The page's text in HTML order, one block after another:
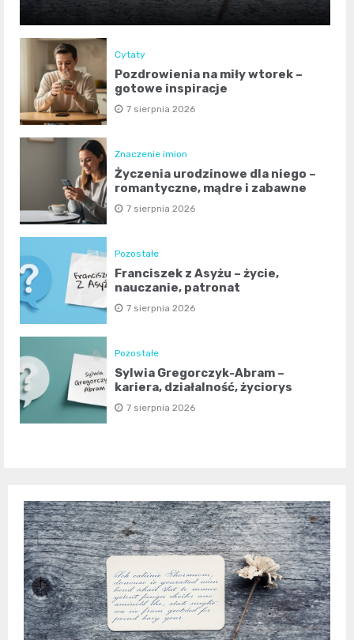
Cytaty
Pozdrowienia na miły wtorek –
gotowe inspiracje
7 sierpnia 2026
Znaczenie imion
Życzenia urodzinowe dla niego –
romantyczne, mądre i zabawne
7 sierpnia 2026
Pozostałe
Franciszek z Asyżu – życie,
nauczanie, patronat
7 sierpnia 2026
Pozostałe
Sylwia Gregorczyk-Abram –
kariera, działalność, życiorys
7 sierpnia 2026